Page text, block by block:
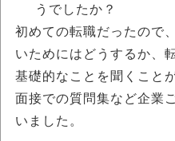
うでしたか？
初めての転職だったので
いためにはどうするか、
基礎的なことを聞くこと
面接での質問集など企業
いました。